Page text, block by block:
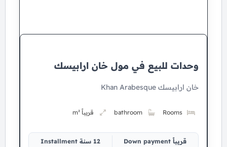
وحدات للبيع في مول خان ارابيسك
خان ارابيسك Khan Arabesque
Rooms
bathroom قريباً m²
قريباً Down payment 12 سنة Installment